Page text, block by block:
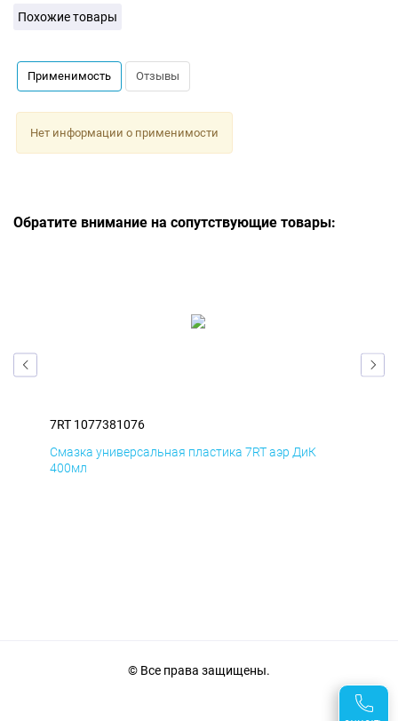
Похожие товары
Применимость Отзывы
Нет информации о применимости
Обратите внимание на сопутствующие товары:
7RT 1077381076
Смазка универсальная пластика 7RT аэр ДиК
400мл
© Все права защищены.